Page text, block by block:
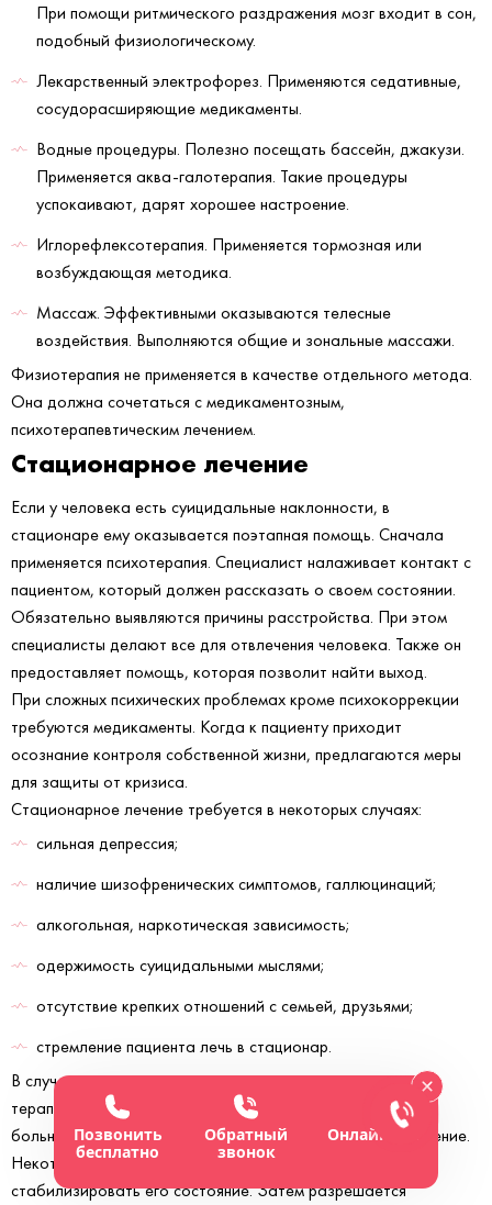
При помощи ритмического раздражения мозг входит в сон,
подобный физиологическому.
Лекарственный электрофорез. Применяются седативные,
сосудорасширяющие медикаменты.
Водные процедуры. Полезно посещать бассейн, джакузи.
Применяется аква-галотерапия. Такие процедуры
успокаивают, дарят хорошее настроение.
Иглорефлексотерапия. Применяется тормозная или
возбуждающая методика.
Массаж. Эффективными оказываются телесные
воздействия. Выполняются общие и зональные массажи.
Физиотерапия не применяется в качестве отдельного метода.
Она должна сочетаться с медикаментозным,
психотерапевтическим лечением.
Стационарное лечение
Если у человека есть суицидальные наклонности, в
стационаре ему оказывается поэтапная помощь. Сначала
применяется психотерапия. Специалист налаживает контакт с
пациентом, который должен рассказать о своем состоянии.
Обязательно выявляются причины расстройства. При этом
специалисты делают все для отвлечения человека. Также он
предоставляет помощь, которая позволит найти выход.
При сложных психических проблемах кроме психокоррекции
требуются медикаменты. Когда к пациенту приходит
осознание контроля собственной жизни, предлагаются меры
для защиты от кризиса.
Стационарное лечение требуется в некоторых случаях:
сильная депрессия;
наличие шизофренических симптомов, галлюцинаций;
алкогольная, наркотическая зависимость;
одержимость суицидальными мыслями;
отсутствие крепких отношений с семьей, друзьями;
стремление пациента лечь в стационар.
В случае попытки суицида разрешается принудительная
терапия. Родственникам следует вызвать скорую. Тогда
больного госпитализацию в клинику, где проводится лечение.
Некоторое время к человеку никого не пускают, чтобы
стабилизировать его состояние. Затем разрешается
Позвонить
бесплатно
Обратный
звонок
Онлайн-чат